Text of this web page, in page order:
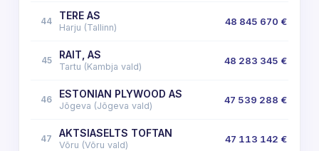
44 TERE AS
Harju (Tallinn)
48 845 670 €
45 RAIT, AS
Tartu (Kambja vald)
48 283 345 €
46 ESTONIAN PLYWOOD AS
Jõgeva (Jõgeva vald)
47 539 288 €
47 AKTSIASELTS TOFTAN
Võru (Võru vald)
47 113 142 €